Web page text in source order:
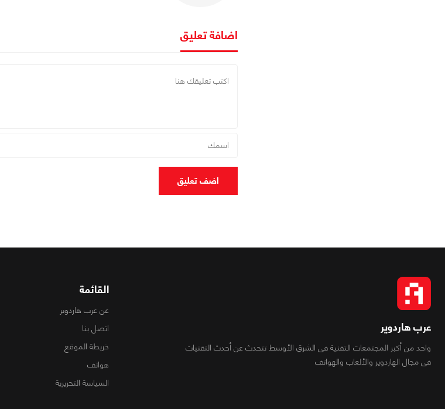
اضافة تعليق
اضف تعليق
عرب هاردوير
واحد من أكبر المجتمعات التقنية فى الشرق الأوسط تتحدث عن أحدث التقنيات
فى مجال الهاردوير والألعاب والهواتف
القائمة
عن عرب هاردوير
اتصل بنا
خريطة الموقع
هواتف
السياسة التحريرية